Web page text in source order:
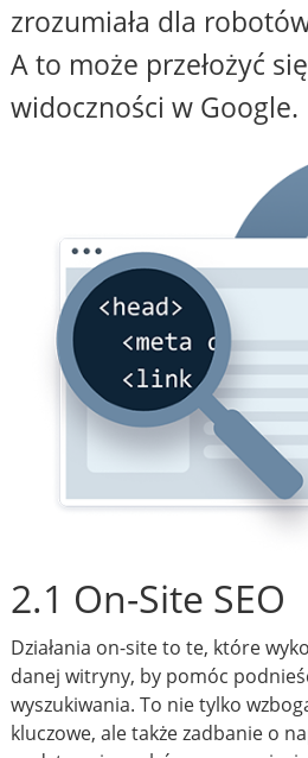
zrozumiała dla
A to może przełożyć
widoczności w Google.
2.1 On-Site SEO
Działania on-site to te, które
danej witryny, by pomóc
wyszukiwania. To nie tylko
kluczowe, ale także zadbanie o